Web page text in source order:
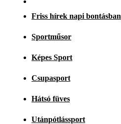
Friss hírek napi bontásban
Sportműsor
Képes Sport
Csupasport
Hátsó füves
Utánpótlássport